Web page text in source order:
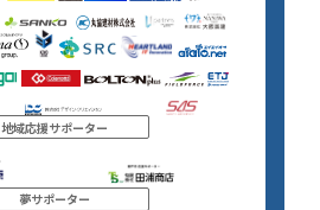
地域応援サポーター
夢サポーター